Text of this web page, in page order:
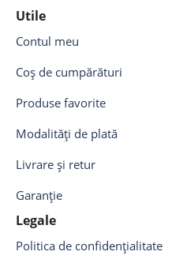
Utile
Contul meu
Coș de cumpărături
Produse favorite
Modalități de plată
Livrare și retur
Garanție
Legale
Politica de confidențialitate